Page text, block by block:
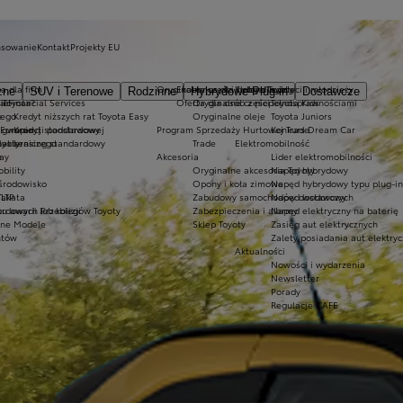
SUV i Terenowe Rodzinne Hybrydowe Plug-in
Dostawcze
Ekobonus dla hybryd Toyoty
Oferta dla osób z niepełnosprawnościami
podstawowej
awarii lub kolizji
Oryginalne części i oleje Toyoty
Oryginalne części
Oryginalne oleje
Program Sprzedaży Hurtowej Trade
Trade
Akcesoria
Oryginalne akcesoria Toyoty
Opony i koła zimowe
Zabudowy samochodów dostawczych
Zabezpieczenia i alarmy
Sklep Toyoty
Przebiegów Toyoty
Modele
Kluby dla dzieci i młodzieży
Toyota Kids
Toyota Juniors
Konkurs Dream Car
Elektromobilność
Lider elektromobilności
Napęd hybrydowy
Napęd hybrydowy typu plug-in
Napęd wodorowy
Napęd elektryczny na baterię
Zasięg aut elektrycznych
Zalety posiadania aut
Aktualności
Nowości i wydarzenia
Newsletter
Porady
Regulacje CAFE
dla firm
Financial Services
Kredyt niższych rat Toyota Easy
Kredyt standardowy
Leasing standardowy
KontaktProjekty EU